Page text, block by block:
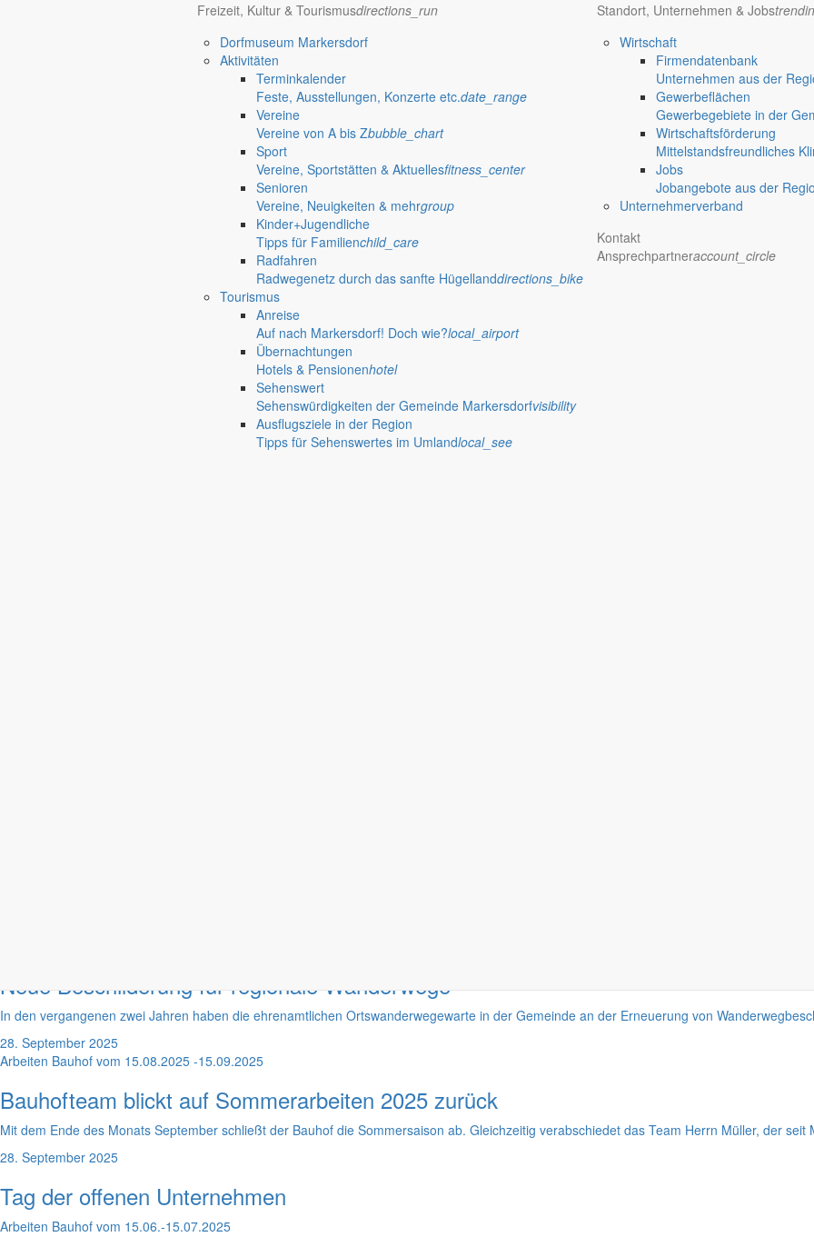
Freizeit, Kultur & Tourismusdirections_run
Dorfmuseum Markersdorf
Aktivitäten
Terminkalender
Feste, Ausstellungen, Konzerte etc.date_range
Vereine
Vereine von A bis Zbubble_chart
Sport
Vereine, Sportstätten & Aktuellesfitness_center
Senioren
Vereine, Neuigkeiten & mehrgroup
Kinder+Jugendliche
Tipps für Familienchild_care
Radfahren
Radwegenetz durch das sanfte Hügellanddirections_bike
Tourismus
Anreise
Auf nach Markersdorf! Doch wie?local_airport
Übernachtungen
Hotels & Pensionenhotel
Sehenswert
Sehenswürdigkeiten der Gemeinde Markersdorfvisibility
Ausflugsziele in der Region
Tipps für Sehenswertes im Umlandlocal_see
Standort, Unternehmen & Jobs
Wirtschaft
Firmendatenbank
Unternehmen aus der
Gewerbeflächen
Gewerbegebiete in der
Wirtschaftsförderung
Mittelstandsfreundliches
Jobs
Jobangebote aus der
Unternehmerverband
Kontakt
Ansprechpartneraccount_circle
Unternehmen oder die Organisation in dieser Form gar nicht gebraucht wird, weil sie nicht zur Schaffung eines Mehrwertes oder Nutzens
Diese Entwicklung könnte einem Dammbruch gleichen: Sofern man merkt, dass viele Tätigkeiten entweder »
Bullshit Jobs« (David Graeber),
Modus erledigt werden können, dann könnte dies dazu führen, dass man sie entweder ganz abschafft oder den Beschäftigten eben
Unter’m Strich: Das Coronavirus ist eine ernstzunehmende Gefahr und erzeugt viel Leid. Gleichwohl könnte es sich für die Wirtschaft und
. Man darf gespannt sein und vor allem für die Zeit nach der Coronakrise vordenken.
Wie »Corona« die Transformation unserer
Unternehmerverband Markersdorf e.V.
Das Deutsche Zentrum für Astrophysik (DZA) ruft zum Ideenwettbewerb auf. Gesucht werden Vorschläge, die eine Verbindung zwischen der
Neue Beschilderung für regionale Wanderwege
In den vergangenen zwei Jahren haben die ehrenamtlichen Ortswanderwegewarte in der Gemeinde an der Erneuerung von
28. September 2025
Arbeiten Bauhof vom 15.08.2025 -15.09.2025
Bauhofteam blickt auf Sommerarbeiten 2025 zurück
Mit dem Ende des Monats September schließt der Bauhof die Sommersaison ab. Gleichzeitig verabschiedet das Team Herrn Müller, der seit
28. September 2025
Tag der offenen Unternehmen
Arbeiten Bauhof vom 15.06.-15.07.2025